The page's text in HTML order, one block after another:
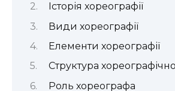
Історія хореографії
Види хореографії
Елементи хореографії
Структура
Роль хореографа